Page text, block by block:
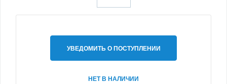
УВЕДОМИТЬ О ПОСТУПЛЕНИИ
НЕТ В НАЛИЧИИ